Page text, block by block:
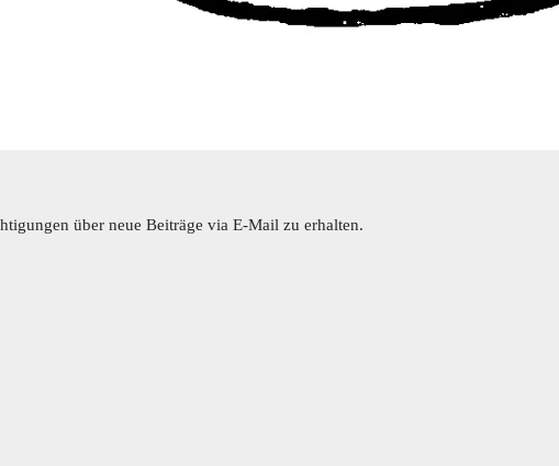
über neue Beiträge via E-Mail zu erhalten.